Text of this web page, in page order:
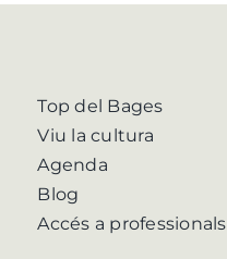
Top del Bages
Viu la cultura
Agenda
Blog
Accés a professionals